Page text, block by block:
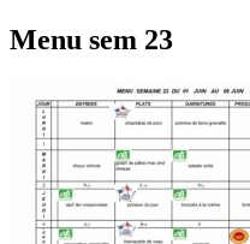
Menu sem 23